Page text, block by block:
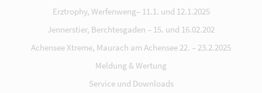
Erztrophy, Werfenweng– 11.1. und 12.1.2025
Jennerstier, Berchtesgaden – 15. und 16.02.202
Achensee Xtreme, Maurach am Achensee 22. – 23.2.2025
Meldung & Wertung
Service und Downloads